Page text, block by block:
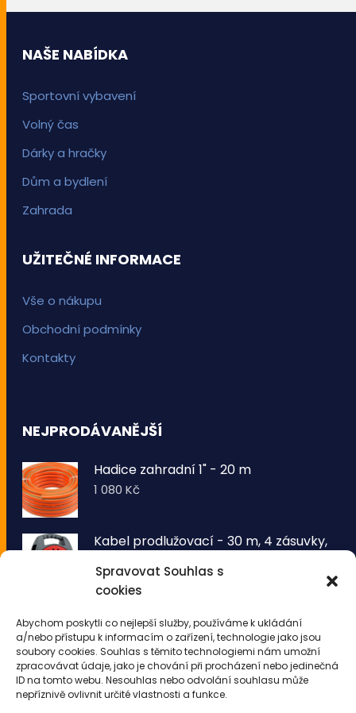
Spravovat Souhlas s
cookies
Abychom poskytli co nejlepší služby, používáme k ukládání
a/nebo přístupu k informacím o zařízení, technologie jako jsou
soubory cookies. Souhlas s těmito technologiemi nám umožní
zpracovávat údaje, jako je chování při procházení nebo jedinečná
ID na tomto webu. Nesouhlas nebo odvolání souhlasu může
nepříznivě ovlivnit určité vlastnosti a funkce.
NAŠE NABÍDKA
Sportovní vybavení
Volný čas
Dárky a hračky
Dům a bydlení
Zahrada
UŽITEČNÉ INFORMACE
Vše o nákupu
Obchodní podmínky
Kontakty
NEJPRODÁVANĚJŠÍ
Hadice zahradní 1" - 20 m
1 080Kč
Kabel prodlužovací - 30 m, 4 zásuvky,
1 260Kč
drátů 50 LED - teplá bílá
343Kč